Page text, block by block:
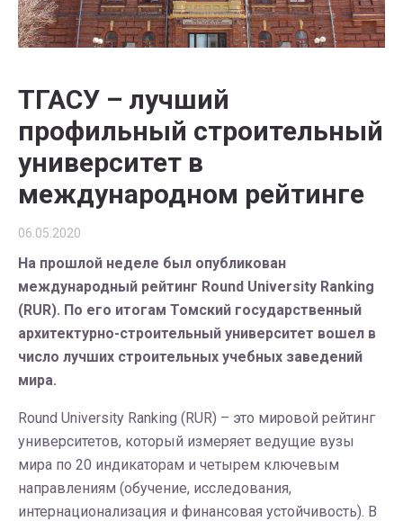
ТГАСУ – лучший
профильный строительный
университет в
международном рейтинге
06.05.2020
На прошлой неделе был опубликован
международный рейтинг Round University Ranking
(RUR). По его итогам Томский государственный
архитектурно-строительный университет вошел в
число лучших строительных учебных заведений
мира.
Round University Ranking (RUR) – это мировой рейтинг
университетов, который измеряет ведущие вузы
мира по 20 индикаторам и четырем ключевым
направлениям (обучение, исследования,
интернационализация и финансовая устойчивость). В